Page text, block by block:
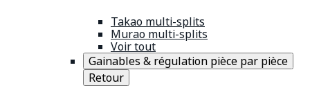
Takao multi-splits
Murao multi-splits
Voir tout
Gainables & régulation pièce par pièce
Retour